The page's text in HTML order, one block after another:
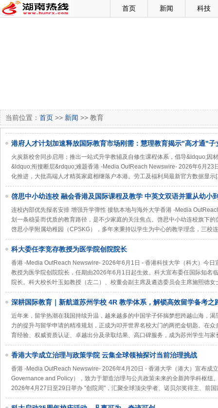
首页 新闻 科技
当前位置： 首页 >> 新闻 >> 教育
港府人才计划加速释放国际教育市场刚需：慧理教育揭示"高才通"
之三大关键
火炭新校舍同步启用；推出一站式升学教辅及自修生课程体系，倡导&ldquo;因
&ldquo;衔接断层&rdquo;难题香港 -Media OutReach Newswire- 2026年6月23
化推进，大批高端人才精英家庭相继落户本港。劳工及福利局最新官方数据显示
啓思中小幼连校 融会香港及国际课程及教学 中英文双语并重从幼小
连校内部优先报名安排 增强升学弹性 接轨本地与海外大学香港 -Media
划一条稳妥而优质的教育路径，是不少家庭的关注焦点。啓思中小幼连校旗下
啓思小学附属幼稚园（CPSKG），多年来秉持以学生为中心的教学理念，三校
科大委任李竞存教授为医学院创院院长
香港 -Media OutReach Newswire- 2026年6月1日 - 香港科技大学（科大）今日
教授为医学院创院院长，任期由2026年6月1日起生效。科大宣布委任国际知名
院长。科大校长叶玉如教授（左二）、校董会副主席及遴选委员会主席施熙德
深耕国际教育｜新航道苏州学校 4R 教学体系，解锁高效留学备考之
近年来，留学热潮在我国持续升温，越来越多的中国学子怀揣梦想跨越山海，
力的提升与留学申请的精准规划，正成为叩开世界名校大门的两把金钥匙。在
育经验、权威资质认证、卓越出分及录取结果、高口碑服务，成为苏州学生与家
香港大学成立治理与政策学院 云集全球领袖探讨当前治理挑战
香港 -Media OutReach Newswire- 2026年4月20日 - 香港大学（港大）宣布成
Governance and Policy），致力于塑造治理与公共政策未来的全新跨学科枢纽
2026年4月27日至29日举办 "创院周"，汇聚全球顶尖学者、诺贝尔奖得主、前